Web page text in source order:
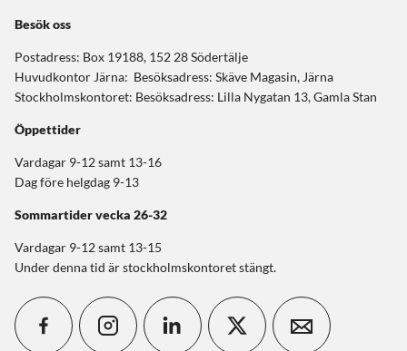
Besök oss
Postadress: Box 19188, 152 28 Södertälje
Huvudkontor Järna: Besöksadress: Skäve Magasin, Järna
Stockholmskontoret: Besöksadress: Lilla Nygatan 13, Gamla Stan
Öppettider
Vardagar 9-12 samt 13-16
Dag före helgdag 9-13
Sommartidervecka 26-32
Vardagar 9-12 samt 13-15
Under denna tid är stockholmskontoret stängt.